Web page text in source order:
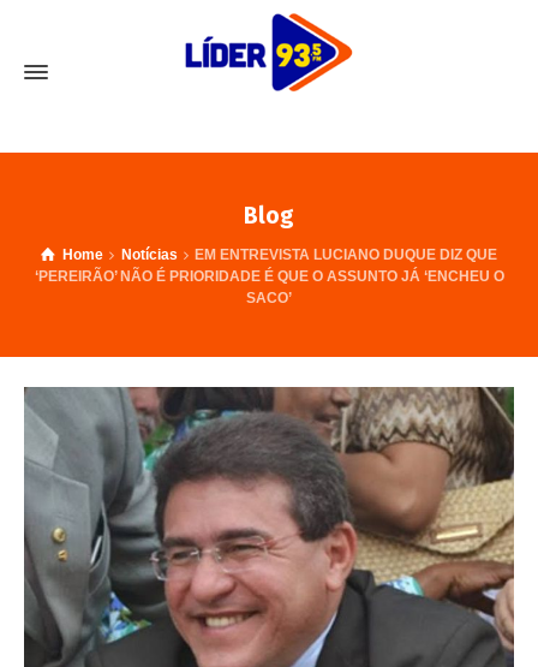
Blog
Home Notícias
EM ENTREVISTA LUCIANO DUQUE DIZ QUE
‘PEREIRÃO’ NÃO É PRIORIDADE É QUE O ASSUNTO JÁ ‘ENCHEU O
SACO’